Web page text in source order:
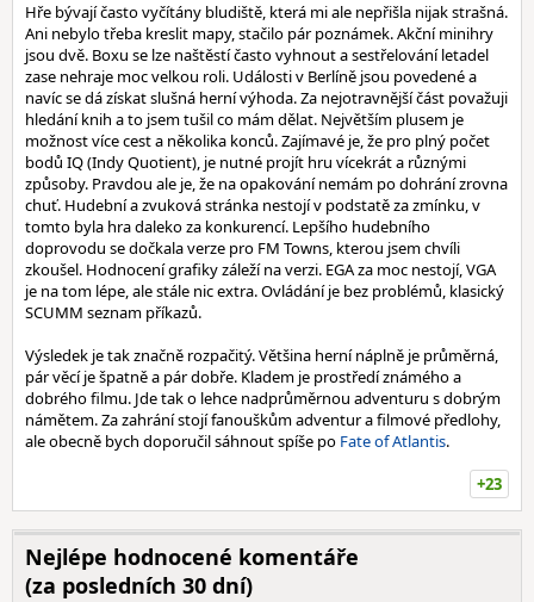
Hře bývají často vyčítány bludiště, která mi ale nepřišla nijak strašná.
Ani nebylo třeba kreslit mapy, stačilo pár poznámek. Akční minihry
jsou dvě. Boxu se lze naštěstí často vyhnout a sestřelování letadel
zase nehraje moc velkou roli. Události v Berlíně jsou povedené a
navíc se dá získat slušná herní výhoda. Za nejotravnější část považuji
hledání knih a to jsem tušil co mám dělat. Největším plusem je
možnost více cest a několika konců. Zajímavé je, že pro plný počet
bodů IQ (Indy Quotient), je nutné projít hru vícekrát a různými
způsoby. Pravdou ale je, že na opakování nemám po dohrání zrovna
chuť. Hudební a zvuková stránka nestojí v podstatě za zmínku, v
tomto byla hra daleko za konkurencí. Lepšího hudebního
doprovodu se dočkala verze pro FM Towns, kterou jsem chvíli
zkoušel. Hodnocení grafiky záleží na verzi. EGA za moc nestojí, VGA
je na tom lépe, ale stále nic extra. Ovládání je bez problémů, klasický
SCUMM seznam příkazů.
Výsledek je tak značně rozpačitý. Většina herní náplně je průměrná,
pár věcí je špatně a pár dobře. Kladem je prostředí známého a
dobrého filmu. Jde tak o lehce nadprůměrnou adventuru s dobrým
námětem. Za zahrání stojí fanouškům adventur a filmové předlohy,
ale obecně bych doporučil sáhnout spíše po Fate of Atlantis.
+23
Nejlépe hodnocené komentáře
(za posledních 30 dní)